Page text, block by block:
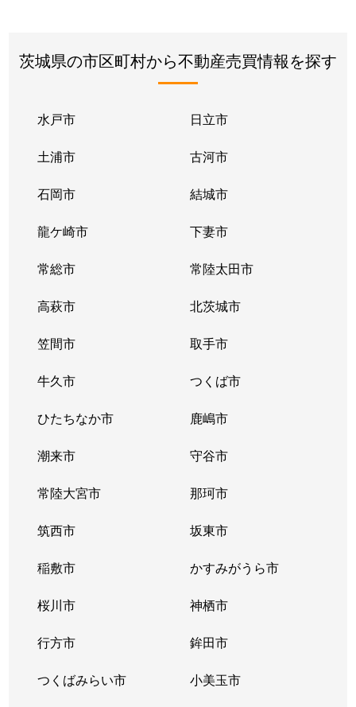
茨城県の市区町村から不動産売買情報を探す
水戸市 日立市
土浦市 古河市
石岡市 結城市
龍ケ崎市 下妻市
常総市 常陸太田市
高萩市 北茨城市
笠間市 取手市
牛久市 つくば市
ひたちなか市 鹿嶋市
潮来市 守谷市
常陸大宮市 那珂市
筑西市 坂東市
稲敷市 かすみがうら市
桜川市 神栖市
行方市 鉾田市
つくばみらい市 小美玉市